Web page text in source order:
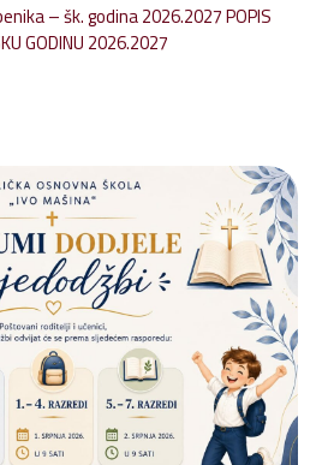
– šk. godina 2026.2027 POPIS
GODINU 2026.2027